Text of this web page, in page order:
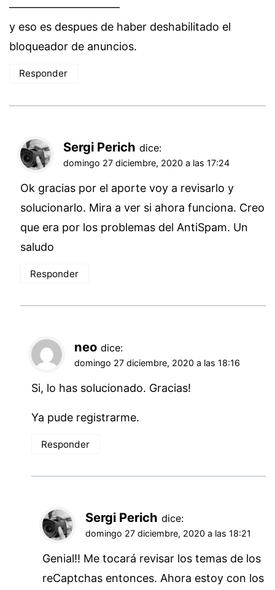
——————————
y eso es despues de haber deshabilitado el
bloqueador de anuncios.
Responder
Sergi Perich dice:
domingo 27 diciembre, 2020 a las 17:24
Ok gracias por el aporte voy a revisarlo y
solucionarlo. Mira a ver si ahora funciona. Creo
que era por los problemas del AntiSpam. Un
saludo
Responder
neo dice:
domingo 27 diciembre, 2020 a las 18:16
Si, lo has solucionado. Gracias!
Ya pude registrarme.
Responder
Sergi Perich dice:
domingo 27 diciembre, 2020 a las 18:21
Genial!! Me tocará revisar los temas de los
reCaptchas entonces. Ahora estoy con los